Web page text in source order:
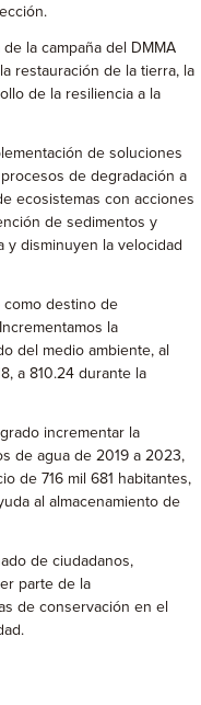
la campaña del DMMA
restauración de la tierra, la
de la resiliencia a la
de soluciones
de degradación a
ecosistemas con acciones
de sedimentos y
y disminuyen la velocidad
como destino de
la
del medio ambiente, al
a 810.24 durante la
incrementar la
de agua de 2019 a 2023,
de 716 mil 681 habitantes,
al almacenamiento de
de ciudadanos,
parte de la
de conservación en el